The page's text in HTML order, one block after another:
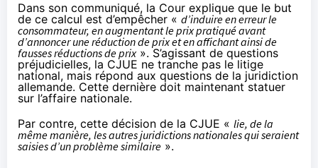
Dans son communiqué, la Cour explique que le but
de ce calcul est d’empêcher « d’induire en erreur le
consommateur, en augmentant le prix pratiqué avant
d’annoncer une réduction de prix et en affichant ainsi de
fausses réductions de prix». S’agissant de questions
préjudicielles, la CJUE ne tranche pas le litige
national, mais répond aux questions de la juridiction
allemande. Cette dernière doit maintenant statuer
sur l’affaire nationale.
Par contre, cette décision de la CJUE « lie, de la
même manière, les autres juridictions nationales qui seraient
saisies d’un problème similaire ».